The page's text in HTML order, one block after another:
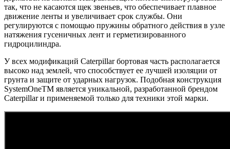
так, что не касаются щек звеньев, что обеспечивает плавное
движение ленты и увеличивает срок службы. Они
регулируются с помощью пружины обратного действия в узле
натяжения гусеничных лент и герметизированного
гидроцилиндра.
У всех модификаций Caterpillar бортовая часть располагается
высоко над землей, что способствует ее лучшей изоляции от
грунта и защите от ударных нагрузок. Подобная конструкция
SystemOneTM является уникальной, разработанной брендом
Caterpillar и применяемой только для техники этой марки.